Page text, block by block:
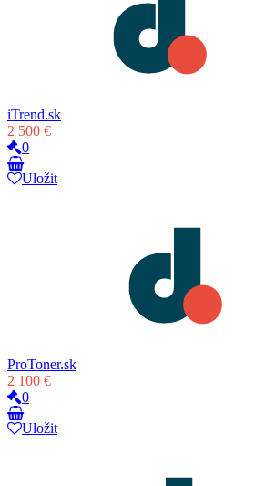
iTrend.sk
2 500 €
0
Uložit
ProToner.sk
2 100 €
0
Uložit